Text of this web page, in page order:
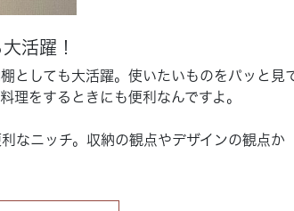
活躍！
としても大活躍。使いたいものをパッと見
理をするときにも便利なんですよ。
なニッチ。収納の観点やデザインの観点か